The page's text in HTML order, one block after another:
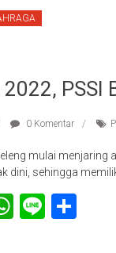
PSSI
0 Komentar
mulai
dini, sehingga
WhatsApp
Line